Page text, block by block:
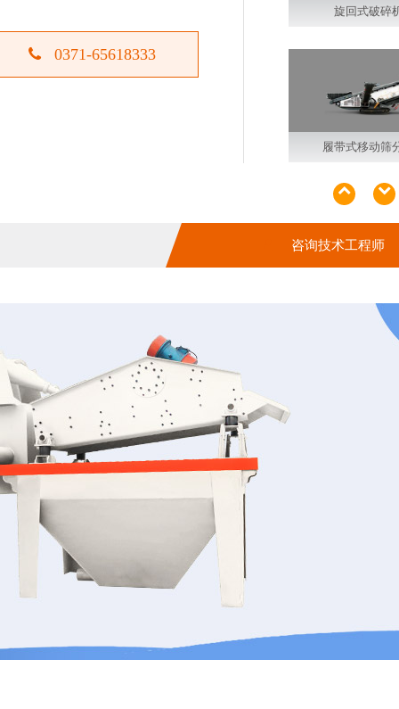
0371-65618333
旋回式破碎
履带式移动筛
咨询技术工程师